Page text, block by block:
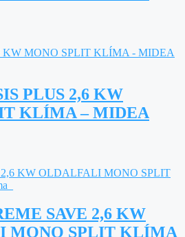
PLUS 2,6 KW
KLÍMA – MIDEA
SAVE 2,6 KW
MONO SPLIT KLÍMA